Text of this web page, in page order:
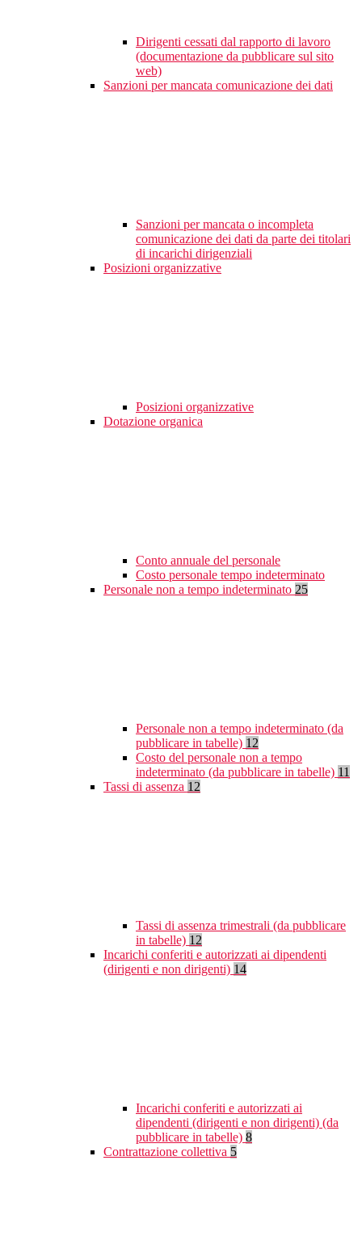
Dirigenti cessati dal rapporto di lavoro
(documentazione da pubblicare sul sito
web)
Sanzioni per mancata comunicazione dei dati
Sanzioni per mancata o incompleta
comunicazione dei dati da parte dei titolari
di incarichi dirigenziali
Posizioni organizzative
Posizioni organizzative
Dotazione organica
Conto annuale del personale
Costo personale tempo indeterminato
Personale non a tempo indeterminato 25
Personale non a tempo indeterminato (da
pubblicare in tabelle) 12
Costo del personale non a tempo
indeterminato (da pubblicare in tabelle) 11
Tassi di assenza 12
Tassi di assenza trimestrali (da pubblicare
in tabelle) 12
Incarichi conferiti e autorizzati ai dipendenti
(dirigenti e non dirigenti) 14
Incarichi conferiti e autorizzati ai
dipendenti (dirigenti e non dirigenti) (da
pubblicare in tabelle) 8
Contrattazione collettiva 5